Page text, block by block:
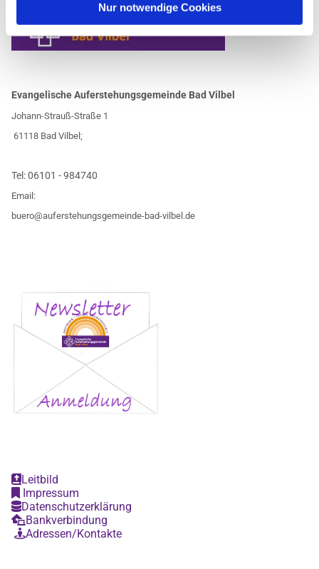
Nur notwendige Cookies
Evangelische Auferstehungsgemeinde Bad Vilbel
Johann-Strauß-Straße 1
61118 Bad Vilbel;
Tel:06101 - 984740
Email:
buero@auferstehungsgemeinde-bad-vilbel.de
Leitbild
Impressum
Datenschutzerklärung
Bankverbindung
Adressen/Kontakte